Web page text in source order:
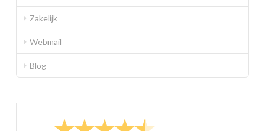
Zakelijk
Webmail
Blog